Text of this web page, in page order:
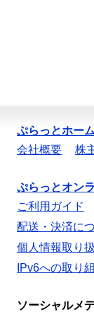
ぷらっとホー
会社概要
株
ぷらっとオン
ご利用ガイド
配送・決済に
個人情報取り
IPv6への取り
ソーシャルメ